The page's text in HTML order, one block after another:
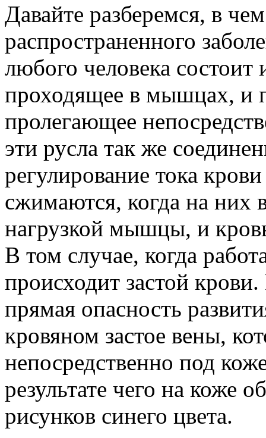
Давайте разберемся, в
распространенного
любого человека
проходящее в мышцах, и
пролегающее
эти русла так же
регулирование тока
сжимаются, когда на них
нагрузкой мышцы, и
В том случае, когда
происходит застой
прямая опасность
кровяном застое вены,
непосредственно под
результате чего на коже
рисунков синего цвета.